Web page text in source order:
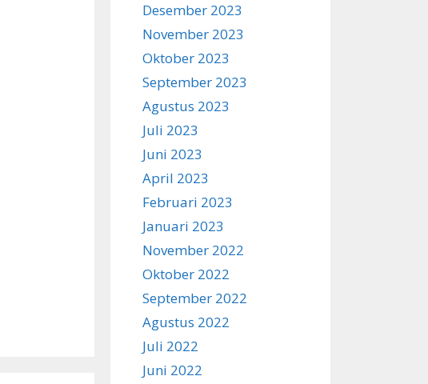
Desember 2023
November 2023
Oktober 2023
September 2023
Agustus 2023
Juli 2023
Juni 2023
April 2023
Februari 2023
Januari 2023
November 2022
Oktober 2022
September 2022
Agustus 2022
Juli 2022
Juni 2022